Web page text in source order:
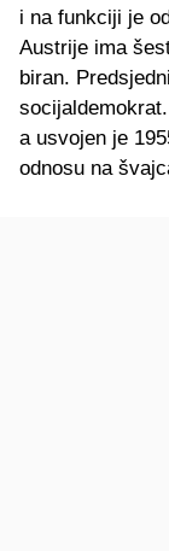
i na funkciji je
Austrije ima
biran.
a usvojen je
odnosu na